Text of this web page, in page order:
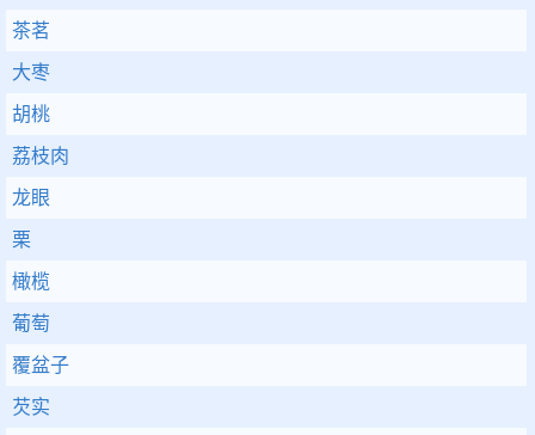
茶茗
大枣
胡桃
荔枝肉
龙眼
栗
橄榄
葡萄
覆盆子
芡实